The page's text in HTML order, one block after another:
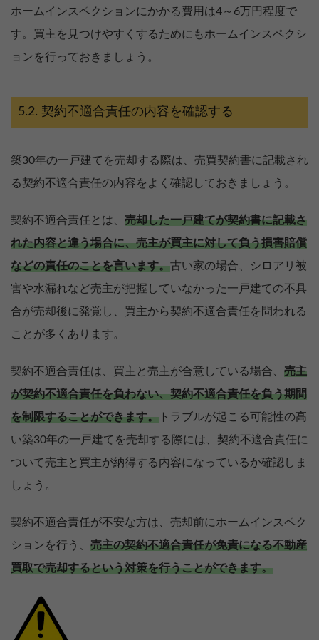
ホームインスペクションにかかる費用は4～6万円程度で
す。買主を見つけやすくするためにもホームインスペクシ
ョンを行っておきましょう。
契約不適合責任の内容を確認する
築30年の一戸建てを売却する際は、売買契約書に記載され
る契約不適合責任の内容をよく確認しておきましょう。
契約不適合責任とは、 売却した一戸建てが契約書に記載さ
れた内容と違う場合に、売主が買主に対して負う損害賠償
などの責任のことを言います。古い家の場合、シロアリ被
害や水漏れなど売主が把握していなかった一戸建ての不具
合が売却後に発覚し、買主から契約不適合責任を問われる
ことが多くあります。
契約不適合責任は、買主と売主が合意している場合、 売主
が契約不適合責任を負わない、契約不適合責任を負う期間
を制限することができます。 トラブルが起こる可能性の高
い築30年の一戸建てを売却する際には、契約不適合責任に
ついて売主と買主が納得する内容になっているか確認しま
しょう。
契約不適合責任が不安な方は、売却前にホームインスペク
ションを行う、 売主の契約不適合責任が免責になる不動産
買取で売却するという対策を行うことができます。